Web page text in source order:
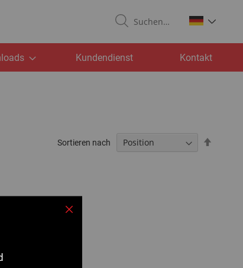
Kundendienst Kontakt
Sortieren nach